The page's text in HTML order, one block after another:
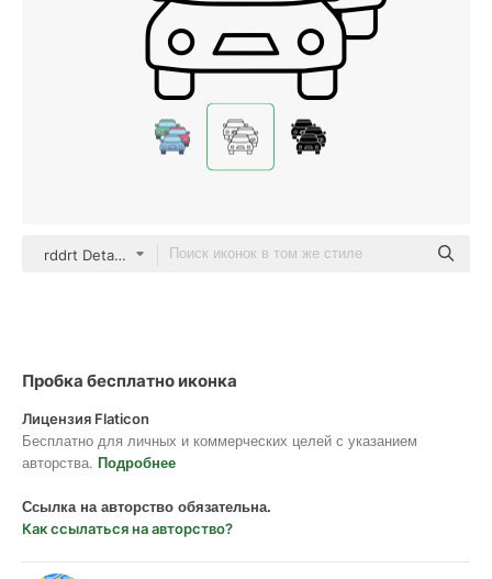
rddrt Detailed Outline
Пробка бесплатно иконка
Лицензия Flaticon
Бесплатно для личных и коммерческих целей с указанием
авторства. Подробнее
Ссылка на авторство обязательна.
Как ссылаться на авторство?